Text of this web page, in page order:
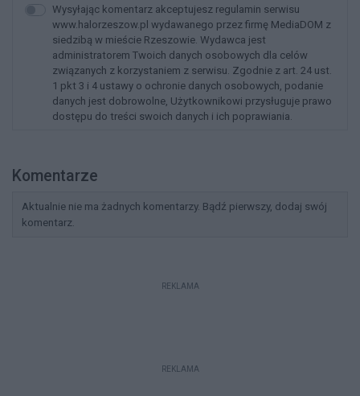
Wysyłając komentarz akceptujesz regulamin serwisu
www.halorzeszow.pl wydawanego przez firmę MediaDOM z
siedzibą w mieście Rzeszowie. Wydawca jest
administratorem Twoich danych osobowych dla celów
związanych z korzystaniem z serwisu. Zgodnie z art. 24 ust.
1 pkt 3 i 4 ustawy o ochronie danych osobowych, podanie
danych jest dobrowolne, Użytkownikowi przysługuje prawo
dostępu do treści swoich danych i ich poprawiania.
Komentarze
Aktualnie nie ma żadnych komentarzy. Bądź pierwszy, dodaj swój
komentarz.
REKLAMA
REKLAMA